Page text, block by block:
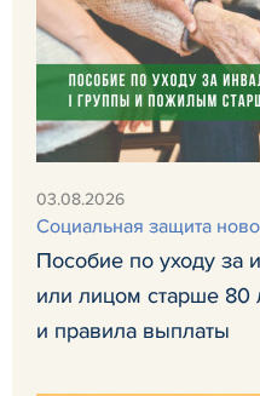
03.08.2026
Социальная защита
Пособие по уходу за
или лицом старше 80
и правила выплаты